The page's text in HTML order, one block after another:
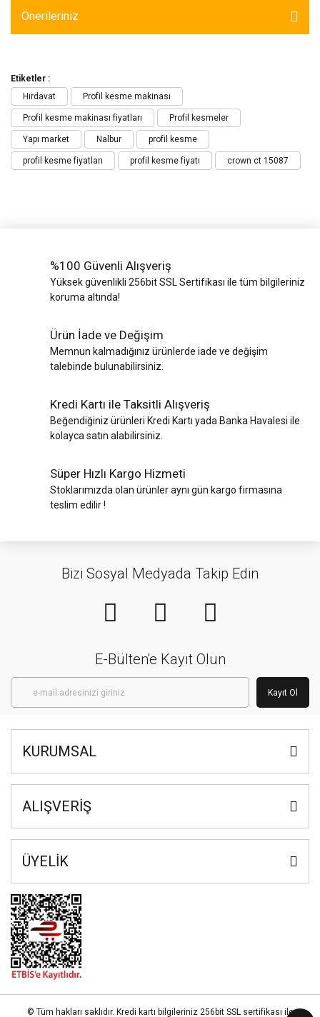
Önerileriniz
Etiketler :
Hırdavat
Profil kesme makinası
Profil kesme makinası fiyatları Profil kesmeler
Yapı market Nalbur profil kesme
profil kesme fiyatları profil kesme fiyatı crown ct 15087
%100 Güvenli Alışveriş
Yüksek güvenlikli 256bit SSL Sertifikası ile tüm bilgileriniz
koruma altında!
Ürün İade ve Değişim
Memnun kalmadığınız ürünlerde iade ve değişim
talebinde bulunabilirsiniz.
Kredi Kartı ile Taksitli Alışveriş
Beğendiğiniz ürünleri Kredi Kartı yada Banka Havalesi ile
kolayca satın alabilirsiniz.
Süper Hızlı Kargo Hizmeti
Stoklarımızda olan ürünler aynı gün kargo firmasına
teslim edilir !
Bizi Sosyal Medyada Takip Edin
E-Bülten'e Kayıt Olun
Kayıt Ol
KURUMSAL
ALIŞVERİŞ
ÜYELİK
© Tüm hakları saklıdır. Kredi kartı bilgileriniz 256bit SSL sertifikası ile